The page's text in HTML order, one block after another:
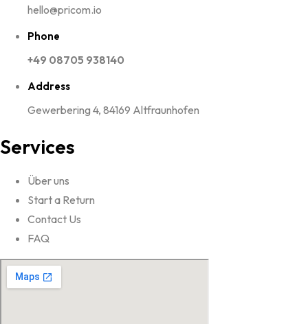
hello@pricom.io
Phone
+49 08705 938140
Address
Gewerbering 4, 84169 Altfraunhofen
Services
Über uns
Start a Return
Contact Us
FAQ